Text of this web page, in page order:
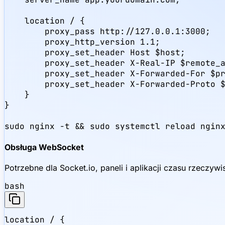
    location / {
        proxy_pass http://127.0.0.1:3000;
        proxy_http_version 1.1;
        proxy_set_header Host $host;
proxy_set_header X-Real-IP
proxy_set_header X-Forwarded-For
proxy_set_header X-Forwarded-Proto
    }
}
sudo nginx -t && sudo systemctl reload nginx
Obsługa WebSocket
Potrzebne dla Socket.io, paneli i aplikacji czasu
bash
location / {